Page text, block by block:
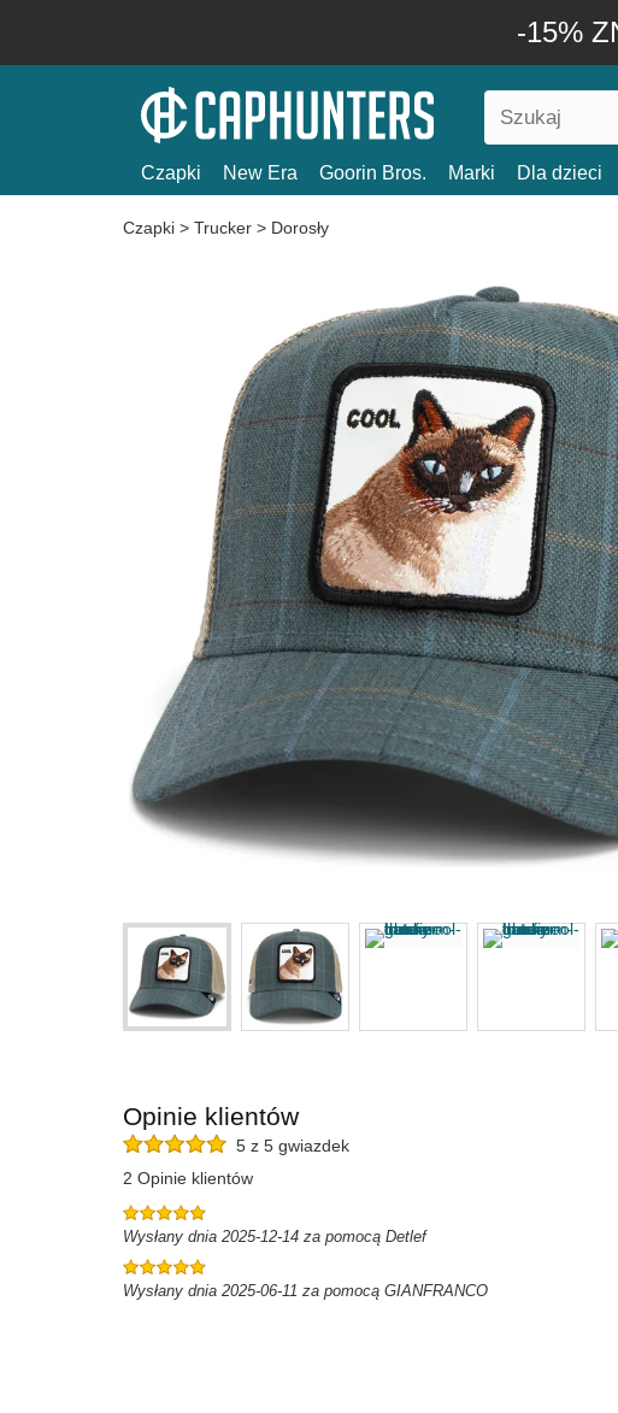
-15%
Czapki New Era Goorin Bros. Marki Dla dzieci
Czapki > Trucker > Dorosły
Opinie klientów
5 z 5 gwiazdek
2 Opinie klientów
Wysłany dnia 2025-12-14 za pomocą Detlef
Wysłany dnia 2025-06-11 za pomocą GIANFRANCO